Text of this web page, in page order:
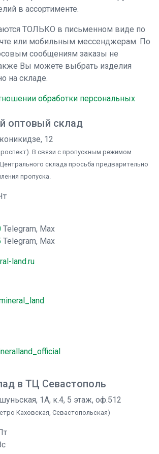
в ассортименте.
ТОЛЬКО в письменном виде по
или мобильным мессенджерам. По
сообщениям заказы не
Вы можете выбрать изделия
на складе.
обработки персональных
оптовый склад
12
В связи с пропускным режимом
склада просьба предварительно
пропуска.
Telegram, Max
Telegram, Max
land.ru
в ТЦ Севастополь
1А, к.4, 5 этаж, оф.512
Каховская, Севастопольская)